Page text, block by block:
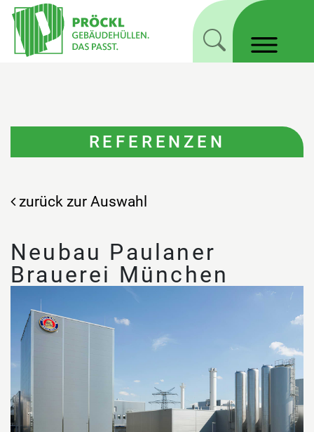
REFERENZEN
zurück zur Auswahl
Neubau Paulaner
Brauerei München